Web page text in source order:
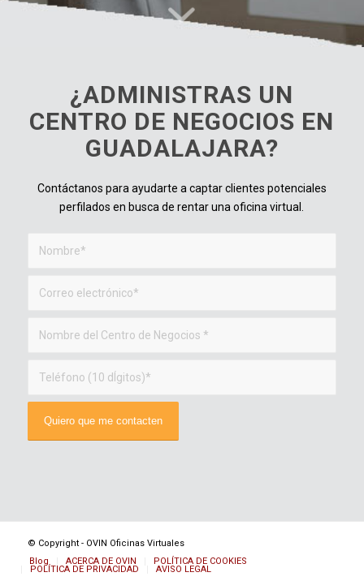
¿ADMINISTRAS UN
CENTRO DE NEGOCIOS EN
GUADALAJARA?
Contáctanos para ayudarte a captar clientes potenciales
perfilados en busca de rentar una oficina virtual.
© Copyright - OVIN Oficinas Virtuales
Blog
ACERCA DE OVIN POLÍTICA DE COOKIES
POLÍTICA DE PRIVACIDAD AVISO LEGAL